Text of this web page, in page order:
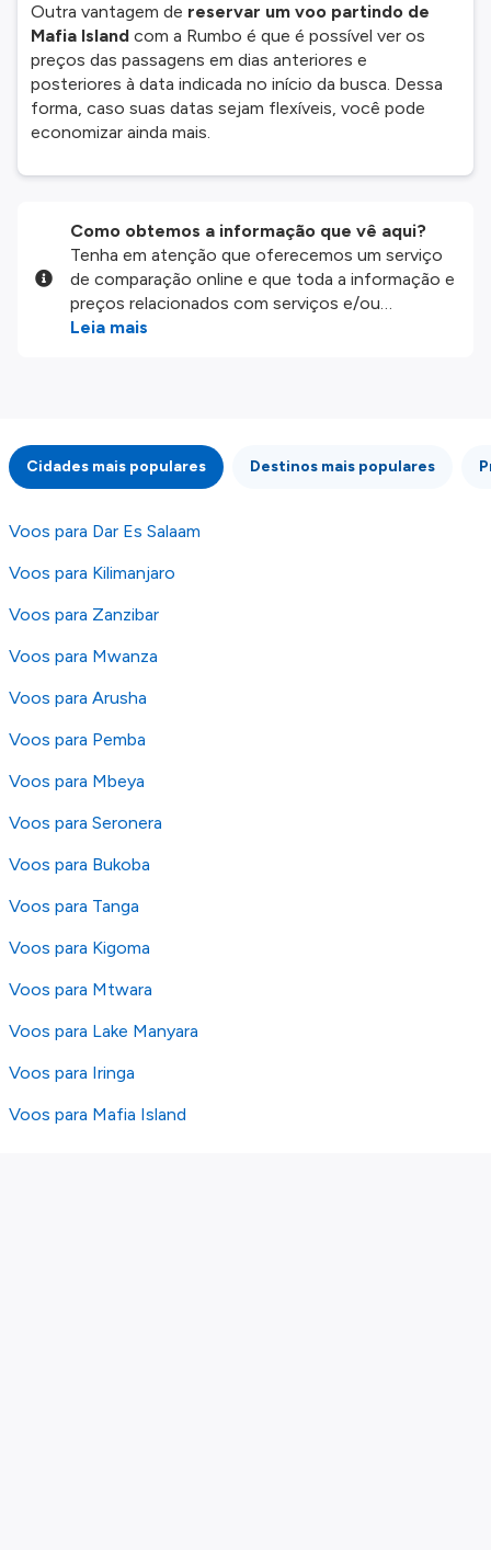
Outra vantagem de reservar um voo partindo de
Mafia Island com a Rumbo é que é possível ver os
preços das passagens em dias anteriores e
posteriores à data indicada no início da busca. Dessa
forma, caso suas datas sejam flexíveis, você pode
economizar ainda mais.
Como obtemos a informação que vê aqui?
Tenha em atenção que oferecemos um serviço
de comparação online e que toda a informação e
preços relacionados com serviços e/ou
produtos disponíveis no nosso website são
integridade ou pela precisão da informação
publicada, por isso verifique com atenção todas
as condições no website do parceiro antes de
fazer uma reserva. Para mais detalhes verifique
os nossosTermos e Condições
Leia mais
Cidades mais populares Destinos mais populares
Voos para Dar Es Salaam
Voos para Kilimanjaro
Voos para Zanzibar
Voos para Mwanza
Voos para Arusha
Voos para Pemba
Voos para Mbeya
Voos para Seronera
Voos para Bukoba
Voos para Tanga
Voos para Kigoma
Voos para Mtwara
Voos para Lake Manyara
Voos para Iringa
Voos para Mafia Island